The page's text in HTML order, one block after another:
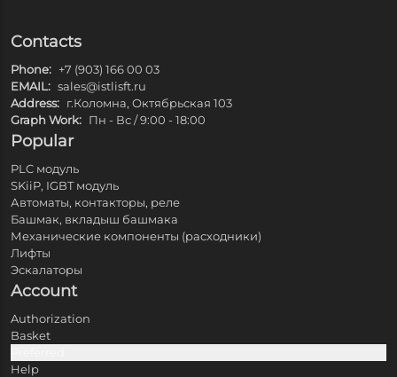
Contacts
Phone: +7 (903) 166 00 03
EMAIL: sales@istlisft.ru
Address: г.Коломна, Октябрьская 103
Graph Work: Пн - Вс / 9:00 - 18:00
Popular
PLC модуль
SKiiP, IGBT модуль
Автоматы, контакторы, реле
Башмак, вкладыш башмака
Механические компоненты (расходники)
Лифты
Эскалаторы
Account
Authorization
Basket
Help